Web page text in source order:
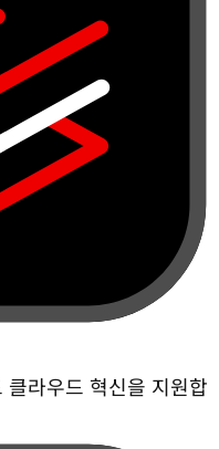
라우드 혁신을 지원합